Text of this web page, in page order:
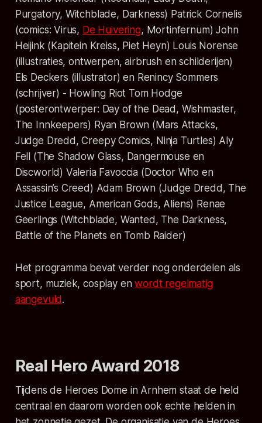
Purgatory, Witchblade, Darkness) Patrick Cornelis
(comics: Virus, De Huivering, Mortinfernum) John
Heijink (Kapitein Kreiss, Piet Heyn) Louis Norense
(illustraties, ontwerpen, airbrush en schilderijen)
Els Deckers (illustrator) en Renincy Sommers
(schrijver) - Howling Riot Tom Hodge
(posterontwerper: Day of the Dead, Wishmaster,
The Innkeepers) Ryan Brown (Mars Attacks,
Judge Dredd, Creepy Comics, Ninja Turtles) Aly
Fell (The Shadow Glass, Dangermouse en
Discworld) Valeria Favoccia (Doctor Who en
Assassin’s Creed) Adam Brown (Judge Dredd, The
Justice League, American Gods, Aliens) Renae
Geerlings (Witchblade, Wanted, The Darkness,
Battle of the Planets en Tomb Raider)
Het programma bevat verder nog onderdelen als
sport, muziek, cosplay enwordt regelmatig
aangevuld .
Real Hero Award 2018
Tijdens de Heroes Dome in Arnhem staat de held
centraal en daarom worden ook echte helden in